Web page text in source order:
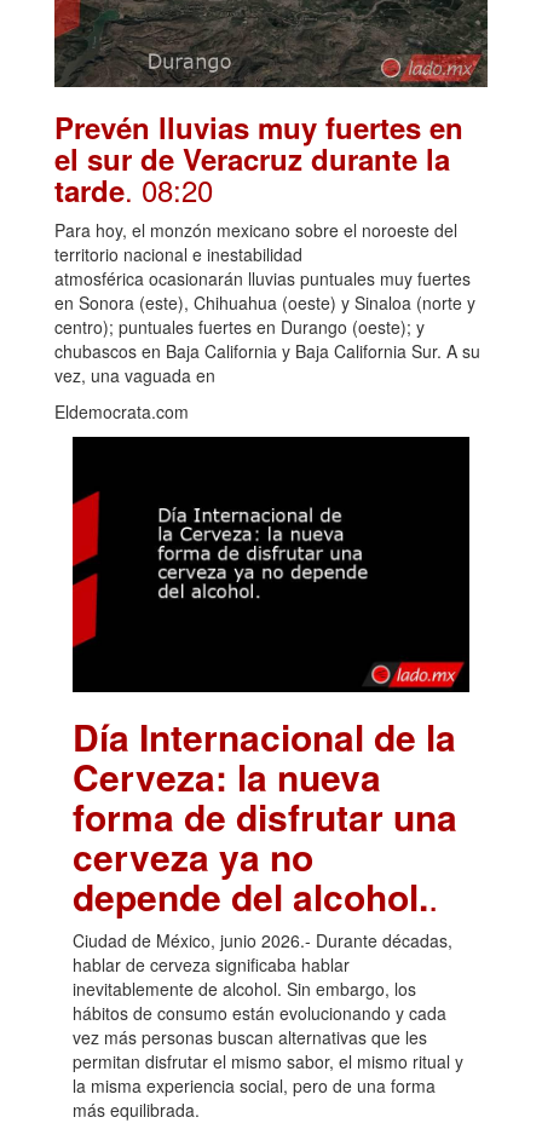
Prevén lluvias muy fuertes en
el sur de Veracruz durante la
tarde. 08:20
Para hoy, el monzón mexicano sobre el noroeste del
territorio nacional e inestabilidad
atmosférica ocasionarán lluvias puntuales muy fuertes
en Sonora (este), Chihuahua (oeste) y Sinaloa (norte y
centro); puntuales fuertes en Durango (oeste); y
chubascos en Baja California y Baja California Sur. A su
vez, una vaguada en
Eldemocrata.com
Día Internacional de la
Cerveza: la nueva
forma de disfrutar una
cerveza ya no
depende del alcohol..
Ciudad de México, junio 2026.- Durante décadas,
hablar de cerveza significaba hablar
inevitablemente de alcohol. Sin embargo, los
hábitos de consumo están evolucionando y cada
vez más personas buscan alternativas que les
permitan disfrutar el mismo sabor, el mismo ritual y
la misma experiencia social, pero de una forma
más equilibrada.